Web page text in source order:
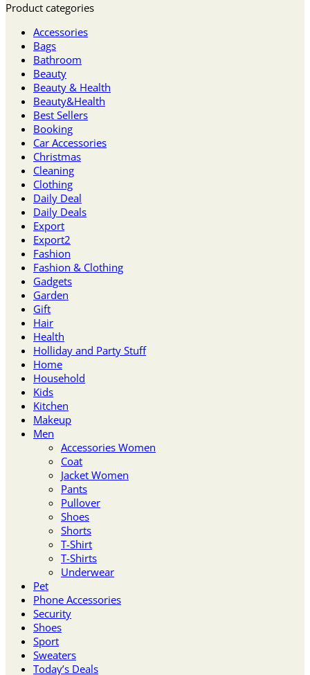
Product categories
Accessories
Bags
Bathroom
Beauty
Beauty & Health
Beauty&Health
Best Sellers
Booking
Car Accessories
Christmas
Cleaning
Clothing
Daily Deal
Daily Deals
Export
Export2
Fashion
Fashion & Clothing
Gadgets
Garden
Gift
Hair
Health
Holliday and Party Stuff
Home
Household
Kids
Kitchen
Makeup
Men
Accessories Women
Coat
Jacket Women
Pants
Pullover
Shoes
Shorts
T-Shirt
T-Shirts
Underwear
Pet
Phone Accessories
Security
Shoes
Sport
Sweaters
Today’s Deals